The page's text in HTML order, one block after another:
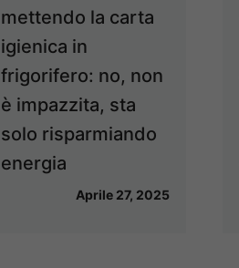
mettendo la carta
igienica in
frigorifero: no, non
è impazzita, sta
solo risparmiando
energia
Aprile 27, 2025